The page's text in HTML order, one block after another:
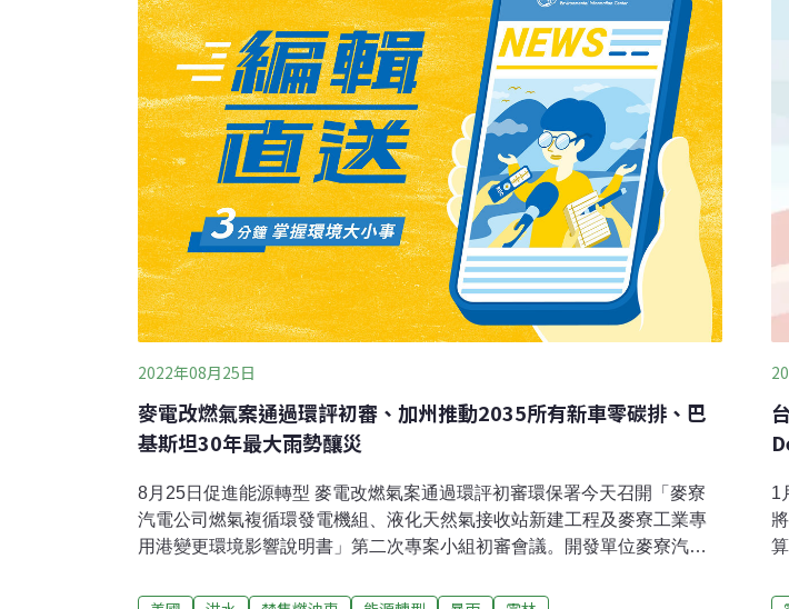
2022年08月25日
麥電改燃氣案通過環評初審、加州推動2035所有新車零碳排、巴
基斯坦30年最大雨勢釀災
8月25日促進能源轉型 麥電改燃氣案通過環評初審環保署今天召開「麥寮
汽電公司燃氣複循環發電機組、液化天然氣接收站新建工程及麥寮工業專
用港變更環境影響說明書」第二次專案小組初審會議。開發單位麥寮汽電
煤發電占比降為30%，麥電公司將擴大使用天然氣，降低現有火力發電廠
1